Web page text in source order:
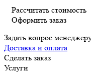
Рассчитать стоимость
Оформить заказ
Задать вопрос
Доставка и оплата
Сделать заказ
Услуги